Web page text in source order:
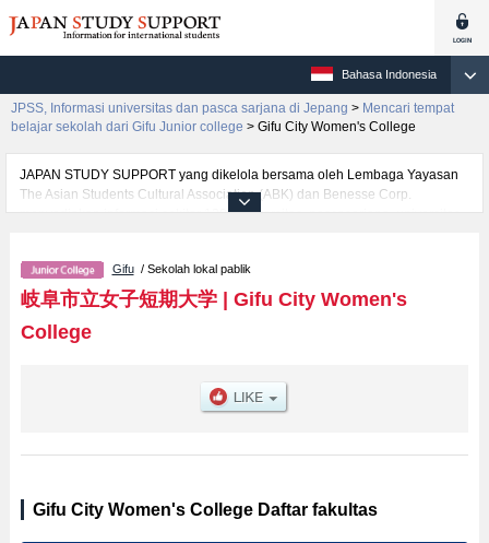
Bahasa Indonesia
JPSS, Informasi universitas dan pasca sarjana di Jepang > Mencari tempat
belajar sekolah dari Gifu Junior college > Gifu City Women's College
JAPAN STUDY SUPPORT yang dikelola bersama oleh Lembaga Yayasan
The Asian Students Cultural Association (ABK) dan Benesse Corp.
menyediakan informasi sekitar 1300 universitas, pascasarjana, universitas
informasi per fakultas seperti Fakultas Department of International
CommunicationatauFakultas Department of Health and
NutritionatauFakultas Department of Design and Environment, serta
berbagai informasi yang berguna bagi mahasiswa(i) mancanegara seperti
kampus, akses jalan, dan lainnya. Silakan memanfaatkannya.
Gifu/ Sekolah lokal pablik
岐阜市立女子短期大学| Gifu City Women's
College
Gifu City Women's College Daftar fakultas